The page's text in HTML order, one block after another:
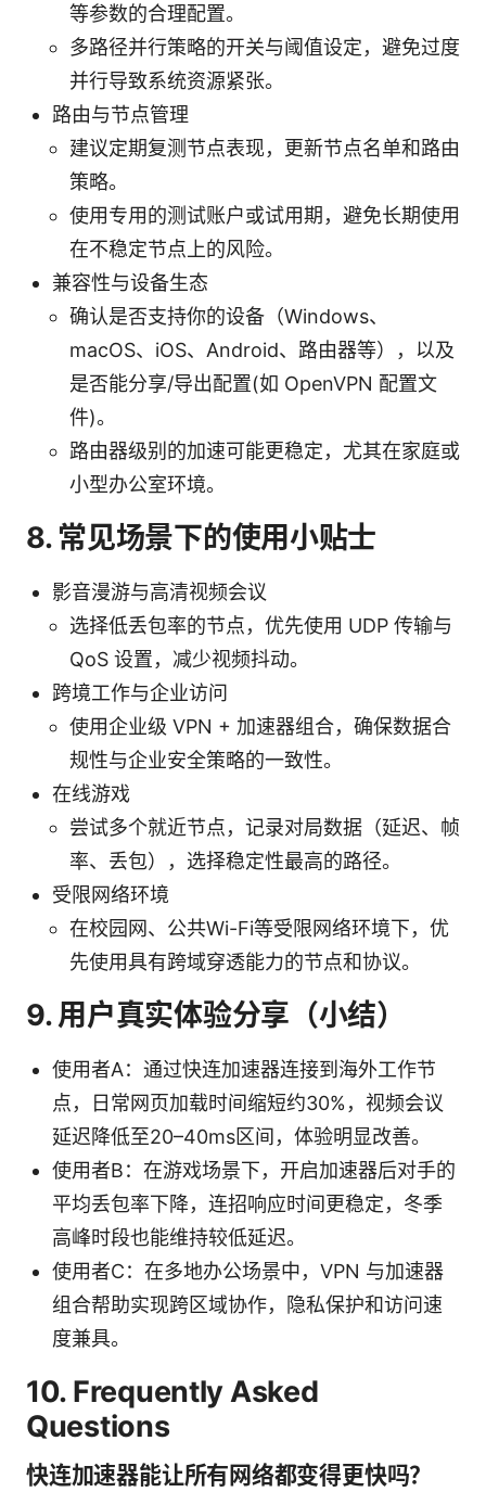
等参数的合理配置。
多路径并行策略的开关与阈值设定，避免过度
并行导致系统资源紧张。
路由与节点管理
建议定期复测节点表现，更新节点名单和路由
策略。
使用专用的测试账户或试用期，避免长期使用
在不稳定节点上的风险。
兼容性与设备生态
确认是否支持你的设备（Windows、
macOS、iOS、Android、路由器等），以及
是否能分享/导出配置(如 OpenVPN 配置文
件)。
路由器级别的加速可能更稳定，尤其在家庭或
小型办公室环境。
8. 常见场景下的使用小贴士
影音漫游与高清视频会议
选择低丢包率的节点，优先使用 UDP 传输与
QoS 设置，减少视频抖动。
跨境工作与企业访问
使用企业级 VPN + 加速器组合，确保数据合
规性与企业安全策略的一致性。
在线游戏
尝试多个就近节点，记录对局数据（延迟、帧
率、丢包），选择稳定性最高的路径。
受限网络环境
在校园网、公共Wi-Fi等受限网络环境下，优
先使用具有跨域穿透能力的节点和协议。
9. 用户真实体验分享（小结）
使用者A：通过快连加速器连接到海外工作节
点，日常网页加载时间缩短约30%，视频会议
延迟降低至20–40ms区间，体验明显改善。
使用者B：在游戏场景下，开启加速器后对手的
平均丢包率下降，连招响应时间更稳定，冬季
高峰时段也能维持较低延迟。
使用者C：在多地办公场景中，VPN 与加速器
组合帮助实现跨区域协作，隐私保护和访问速
度兼具。
10. Frequently Asked
Questions
快连加速器能让所有网络都变得更快吗？